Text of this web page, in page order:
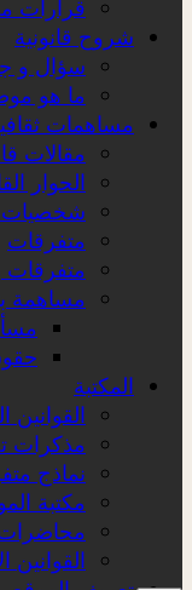
قرارات
شروح قانونية
سؤال و
ما هو
مساهمات
مقالات
الحوار
شخصيات
متفرقات
متفرقات
مساهمة
المكتبة
القوانين
مذكرات
نماذج
مكتبة
القوانين